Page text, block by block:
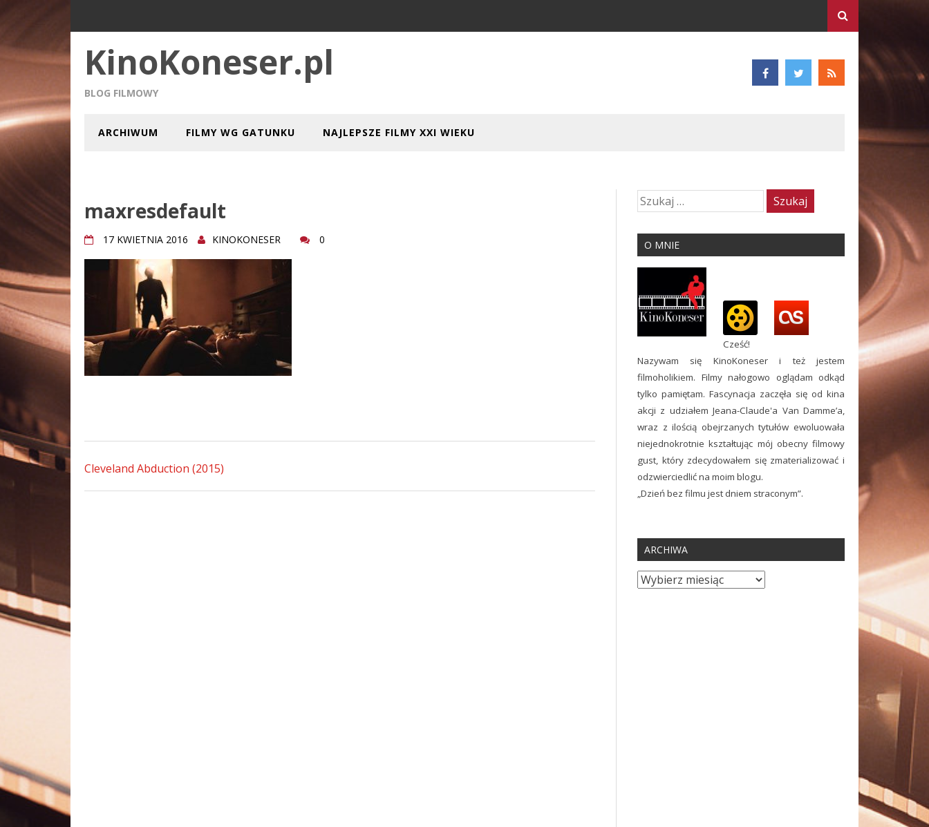
KinoKoneser.pl
BLOG FILMOWY
ARCHIWUM FILMY WG GATUNKU NAJLEPSZE FILMY XXI WIEKU
maxresdefault
17 KWIETNIA 2016 KINOKONESER 0
Cleveland Abduction (2015)
O MNIE
Cześć!
Nazywam się KinoKoneser i też jestem
filmoholikiem. Filmy nałogowo oglądam odkąd
tylko pamiętam. Fascynacja zaczęła się od kina
akcji z udziałem Jeana-Claude'a Van Damme’a,
wraz z ilością obejrzanych tytułów ewoluowała
niejednokrotnie kształtując mój obecny filmowy
gust, który zdecydowałem się zmaterializować i
odzwierciedlić na moim blogu.
„Dzień bez filmu jest dniem straconym”.
ARCHIWA